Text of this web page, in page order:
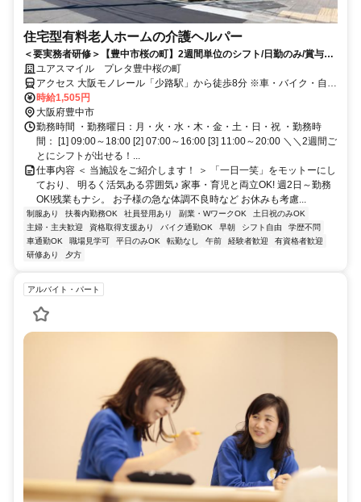
住宅型有料老人ホームの介護ヘルパー
＜要実務者研修＞【豊中市桜の町】2週間単位のシフト/日勤のみ/賞与あ
わせて年2回/上場グループ企業
ユアスマイル プレタ豊中桜の町
アクセス 大阪モノレール「少路駅」から徒歩8分 ※車・バイク・自転
車通勤可！ （駐車場あり）
時給1,505円
大阪府豊中市
勤務時間 ・勤務曜日：月・火・水・木・金・土・日・祝 ・勤務時
間： [1] 09:00～18:00 [2] 07:00～16:00 [3] 11:00～20:00 ＼＼2週間ご
とにシフトが出せる！...
仕事内容 ＜ 当施設をご紹介します！ ＞ 「一日一笑」をモットーにし
ており、 明るく活気ある雰囲気♪ 家事・育児と両立OK! 週2日～勤務
OK!残業もナシ。 お子様の急な体調不良時など お休みも考慮...
制服あり 扶養内勤務OK 社員登用あり 副業・WワークOK
土日祝のみOK
主婦・主夫歓迎
資格取得支援あり バイク通勤OK 早朝 シフト自由
学歴不問
車通勤OK
職場見学可 平日のみOK 転勤なし 午前 経験者歓迎
有資格者歓迎
研修あり
夕方
アルバイト・パート